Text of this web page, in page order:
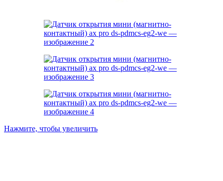
Нажмите, чтобы увеличить